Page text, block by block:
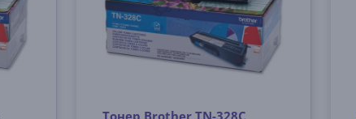
Тонер Brother TN-328C